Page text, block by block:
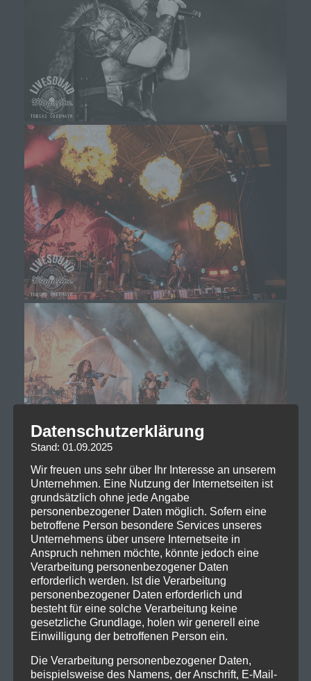
Datenschutzerklärung
Stand: 01.09.2025
Wir freuen uns sehr über Ihr Interesse an unserem
Unternehmen. Eine Nutzung der Internetseiten ist
grundsätzlich ohne jede Angabe
personenbezogener Daten möglich. Sofern eine
betroffene Person besondere Services unseres
Unternehmens über unsere Internetseite in
Anspruch nehmen möchte, könnte jedoch eine
Verarbeitung personenbezogener Daten
erforderlich werden. Ist die Verarbeitung
personenbezogener Daten erforderlich und
besteht für eine solche Verarbeitung keine
gesetzliche Grundlage, holen wir generell eine
Einwilligung der betroffenen Person ein.
Die Verarbeitung personenbezogener Daten,
beispielsweise des Namens, der Anschrift, E-Mail-